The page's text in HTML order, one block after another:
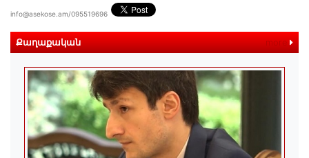
info@asekose.am/095519696
Քաղաքական more